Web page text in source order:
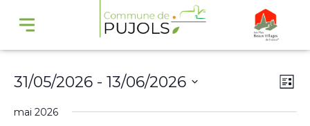
Liste
31/05/2026 - 13/06/2026
mai 2026